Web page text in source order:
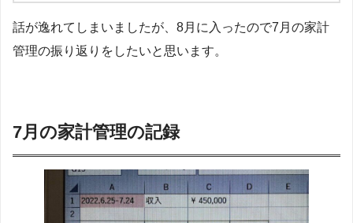
話が逸れてしまいましたが、8月に入ったので7月の家計
管理の振り返りをしたいと思います。
7月の家計管理の記録